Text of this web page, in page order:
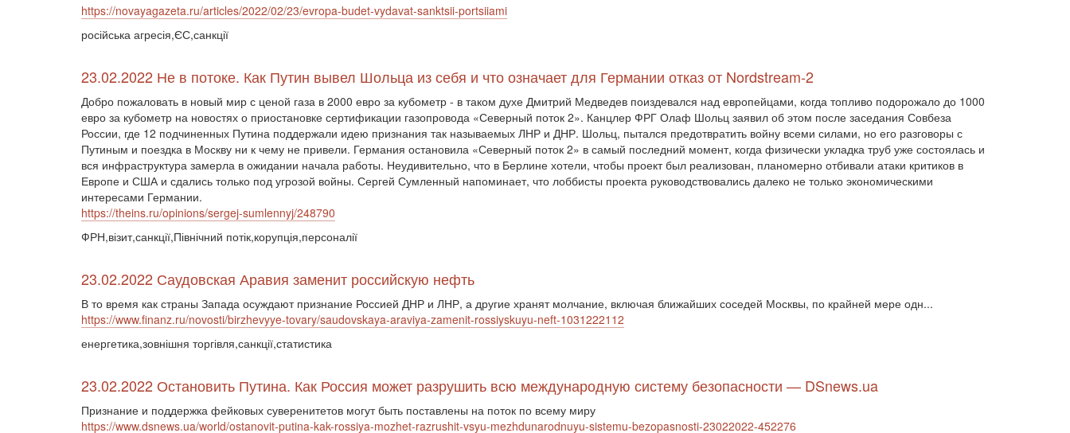
діяльність парламенту (1330)
діяльність уряду (1292) двосторонні (1)
двосторонні відносин (1)
двосторонні відносини (13789)
двосторонні стосунки (1084)
двостороння торгівля (360)
деградація (546) дезінтеграція (294)
економіка (19)
економічні прогноз (1)
економічні прогнози (12339)
економічний (1)
https://novayagazeta.ru/articles/2022/02/23/evropa-budet-vydavat-sanktsii-portsiiami
російська агресія,ЄС,санкції
23.02.2022 Не в потоке. Как Путин вывел Шольца из себя и что означает для Германии отказ от Nordstream-2
Добро пожаловать в новый мир с ценой газа в 2000 евро за кубометр - в таком духе Дмитрий Медведев поиздевался над европейцами, когда топливо подорожало до 1000
евро за кубометр на новостях о приостановке сертификации газопровода «Северный поток 2». Канцлер ФРГ Олаф Шольц заявил об этом после заседания Совбеза
России, где 12 подчиненных Путина поддержали идею признания так называемых ЛНР и ДНР. Шольц, пытался предотвратить войну всеми силами, но его разговоры с
Путиным и поездка в Москву ни к чему не привели. Германия остановила «Северный поток 2» в самый последний момент, когда физически укладка труб уже состоялась и
вся инфраструктура замерла в ожидании начала работы. Неудивительно, что в Берлине хотели, чтобы проект был реализован, планомерно отбивали атаки критиков в
Европе и США и сдались только под угрозой войны. Сергей Сумленный напоминает, что лоббисты проекта руководствовались далеко не только экономическими
интересами Германии.
https://theins.ru/opinions/sergej-sumlennyj/248790
ФРН,візит,санкції,Північний потік,корупція,персоналії
23.02.2022 Саудовская Аравия заменит российскую нефть
В то время как страны Запада осуждают признание Россией ДНР и ЛНР, а другие хранят молчание, включая ближайших соседей Москвы, по крайней мере одн...
https://www.finanz.ru/novosti/birzhevyye-tovary/saudovskaya-araviya-zamenit-rossiyskuyu-neft-1031222112
енергетика,зовнішня торгівля,санкції,статистика
23.02.2022 Остановить Путина. Как Россия может разрушить всю международную систему безопасности — DSnews.ua
Признание и поддержка фейковых суверенитетов могут быть поставлены на поток по всему миру
https://www.dsnews.ua/world/ostanovit-putina-kak-rossiya-mozhet-razrushit-vsyu-mezhdunarodnuyu-sistemu-bezopasnosti-23022022-452276